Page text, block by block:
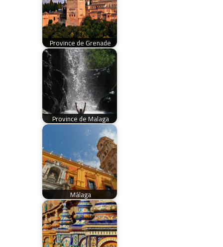
Province de Grenade
Province de Malaga
Málaga